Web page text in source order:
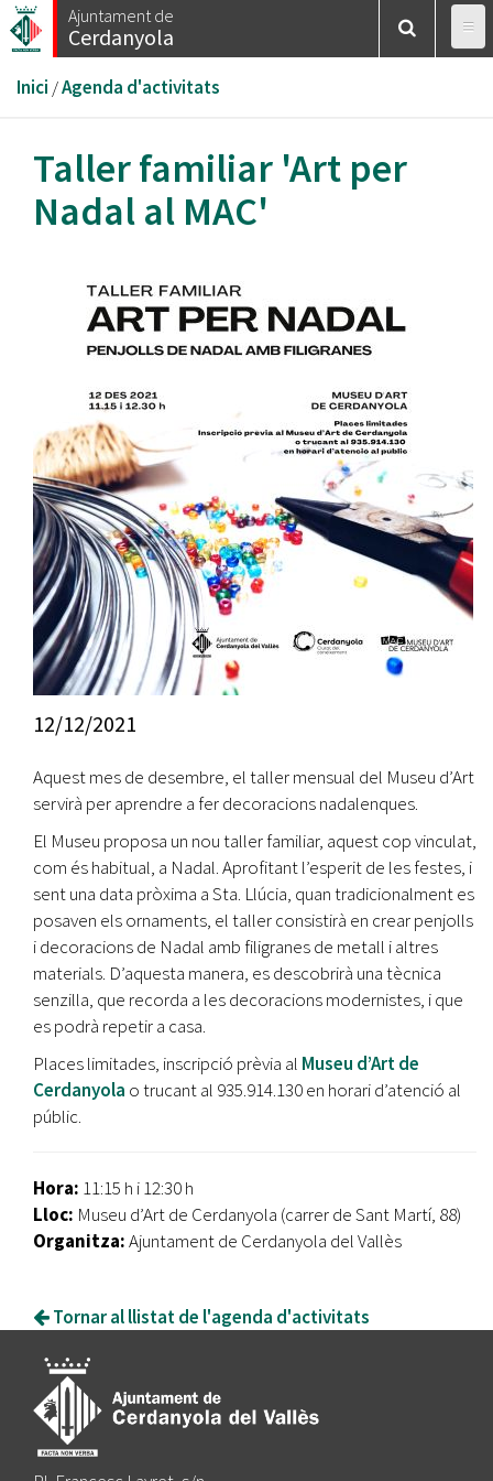
Vés
al
Ajuntament de
Cerdanyola
Esteu
aquí
Inici /Agenda d'activitats
Taller familiar 'Art per
Nadal al MAC'
12/12/2021
Aquest mes de desembre, el taller mensual del Museu d’Art
servirà per aprendre a fer decoracions nadalenques.
El Museu proposa un nou taller familiar, aquest cop vinculat,
com és habitual, a Nadal. Aprofitant l’esperit de les festes, i
sent una data pròxima a Sta. Llúcia, quan tradicionalment es
posaven els ornaments, el taller consistirà en crear penjolls
i decoracions de Nadal amb filigranes de metall i altres
materials. D’aquesta manera, es descobrirà una tècnica
senzilla, que recorda a les decoracions modernistes, i que
es podrà repetir a casa.
Places limitades, inscripció prèvia al Museu d’Art de
Cerdanyola o trucant al 935.914.130 en horari d’atenció al
públic.
Hora: 11:15 h i 12:30 h
Lloc: Museu d’Art de Cerdanyola (carrer de Sant Martí, 88)
Organitza:Ajuntament de Cerdanyola del Vallès
Tornar al llistat de l'agenda d'activitats